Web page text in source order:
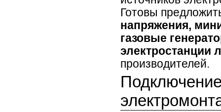
Готовы
напряжения,
газовые
электростанции
производителей.